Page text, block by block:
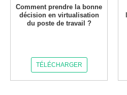
Comment prendre la bonne
décision en virtualisation
du poste de travail ?
TÉLÉCHARGER